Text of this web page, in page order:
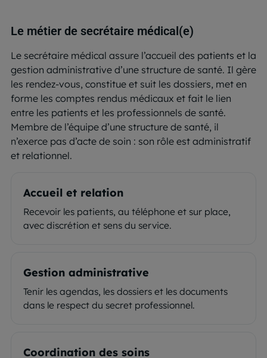
Le métier de secrétaire médical(e)
Le secrétaire médical assure l’accueil des patients et la
gestion administrative d’une structure de santé. Il gère
les rendez-vous, constitue et suit les dossiers, met en
forme les comptes rendus médicaux et fait le lien
entre les patients et les professionnels de santé.
Membre de l’équipe d’une structure de santé, il
n’exerce pas d’acte de soin : son rôle est administratif
et relationnel.
Accueil et relation
Recevoir les patients, au téléphone et sur place,
avec discrétion et sens du service.
Gestion administrative
Tenir les agendas, les dossiers et les documents
dans le respect du secret professionnel.
Coordination des soins